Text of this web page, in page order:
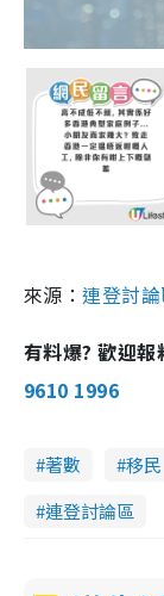
來源：連登討
有料爆? 歡迎
9610 1996
著數 移民
連登討論區